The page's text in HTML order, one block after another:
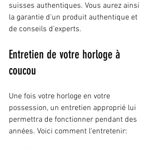
suisses authentiques. Vous aurez ainsi
la garantie d'un produit authentique et
de conseils d'experts.
Entretien de votre horloge à
coucou
Une fois votre horloge en votre
possession, un entretien approprié lui
permettra de fonctionner pendant des
années. Voici comment l'entretenir: